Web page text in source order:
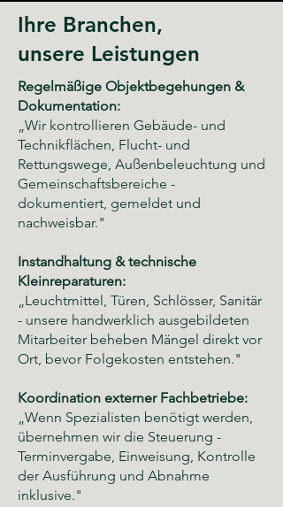
Ihre Branchen,
unsere Leistungen
Regelmäßige Objektbegehungen &
Dokumentation:
„Wir kontrollieren Gebäude- und
Technikflächen, Flucht- und
Rettungswege, Außenbeleuchtung und
Gemeinschaftsbereiche -
dokumentiert, gemeldet und
nachweisbar."
Instandhaltung & technische
Kleinreparaturen:
„Leuchtmittel, Türen, Schlösser, Sanitär
- unsere handwerklich ausgebildeten
Mitarbeiter beheben Mängel direkt vor
Ort, bevor Folgekosten entstehen."
Koordination externer Fachbetriebe:
„Wenn Spezialisten benötigt werden,
übernehmen wir die Steuerung -
Terminvergabe, Einweisung, Kontrolle
der Ausführung und Abnahme
inklusive."